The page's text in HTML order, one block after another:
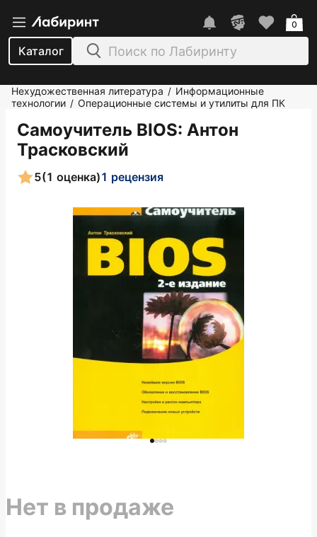
Каталог
0
Нехудожественная литература / Информационные
технологии / Операционные системы и утилиты для ПК
Самоучитель BIOS: Антон
Трасковский
5(1 оценка)1 рецензия
Нет в продаже